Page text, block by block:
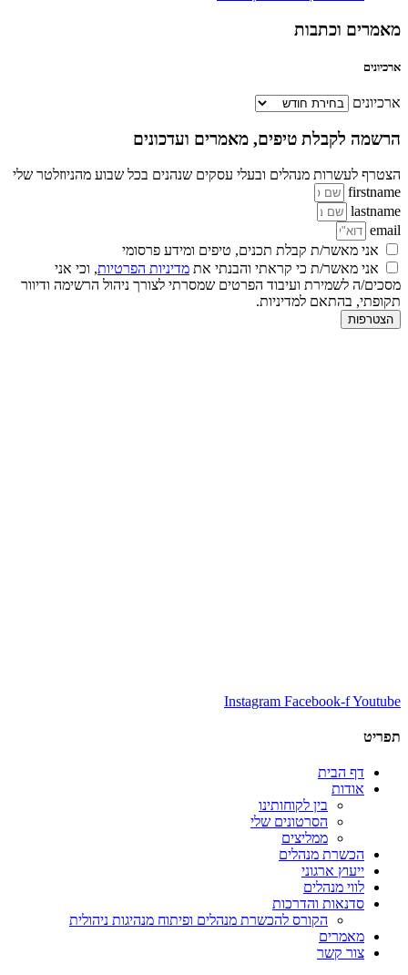
מאמרים וכתבות
ארכיונים
ארכיונים
הרשמה לקבלת טיפים, מאמרים ועדכונים
הצטרף לעשרות מנהלים ובעלי עסקים שנהנים בכל שבוע מהניוזלטר שלי
firstname
lastname
email
אני מאשר/ת קבלת תכנים, טיפים ומידע פרסומי
אני מאשר/ת כי קראתי והבנתי את מדיניות הפרטיות, וכי אני
מסכים/ה לשמירת ועיבוד הפרטים שמסרתי לצורך ניהול הרשימה ודיוור
תקופתי, בהתאם למדיניות.
הצטרפות
Instagram Facebook-fYoutube
תפריט
דף הבית
אודות
בין לקוחותינו
הסרטונים שלי
ממליצים
הכשרת מנהלים
ייעוץ ארגוני
לווי מנהלים
סדנאות והדרכות
הקורס להכשרת מנהלים ופיתוח מנהיגות ניהולית
מאמרים
צור קשר